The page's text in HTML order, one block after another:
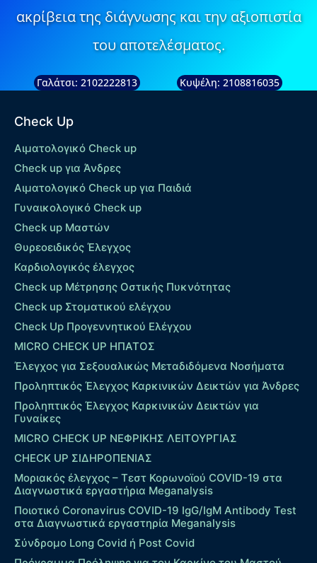
ακρίβεια της διάγνωσης και την αξιοπιστία
του αποτελέσματος.
Γαλάτσι: 2102222813 Κυψέλη: 2108816035
Check Up
Αιματολογικό Check up
Check up για Άνδρες
Αιματολογικό Check up για Παιδιά
Γυναικολογικό Check up
Check up Μαστών
Θυρεοειδικός Έλεγχος
Καρδιολογικός έλεγχος
Check up Mέτρησης Οστικής Πυκνότητας
Check up Στοματικού ελέγχου
Check Up Προγεννητικού Ελέγχου
MICRO CHECK UP HΠΑΤΟΣ
Έλεγχος για Σεξουαλικώς Μεταδιδόμενα Νοσήματα
Προληπτικός Έλεγχος Καρκινικών Δεικτών για Άνδρες
Προληπτικός Έλεγχος Καρκινικών Δεικτών για
Γυναίκες
MICRO CHECK UP ΝΕΦΡΙΚΗΣ ΛΕΙΤΟΥΡΓΙΑΣ
CHECK UP ΣΙΔΗΡΟΠΕΝΙΑΣ
Μοριακός έλεγχος – Τεστ Κορωνοϊού COVID-19 στα
Διαγνωστικά εργαστήρια Meganalysis
Ποιοτικό Coronavirus COVID-19 IgG/IgM Antibody Test
στα Διαγνωστικά εργαστηρία Meganalysis
Σύνδρομο Long Covid ή Post Covid